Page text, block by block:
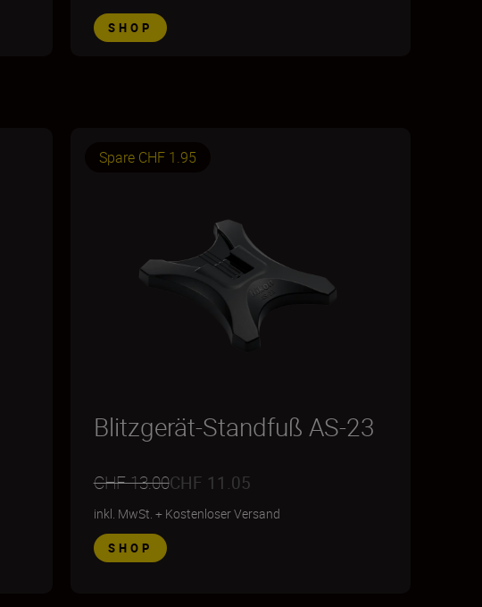
SHOP
Spare CHF 1.95
Blitzgerät-Standfuß AS-23
CHF 13.00CHF 11.05
inkl. MwSt. + Kostenloser Versand
SHOP